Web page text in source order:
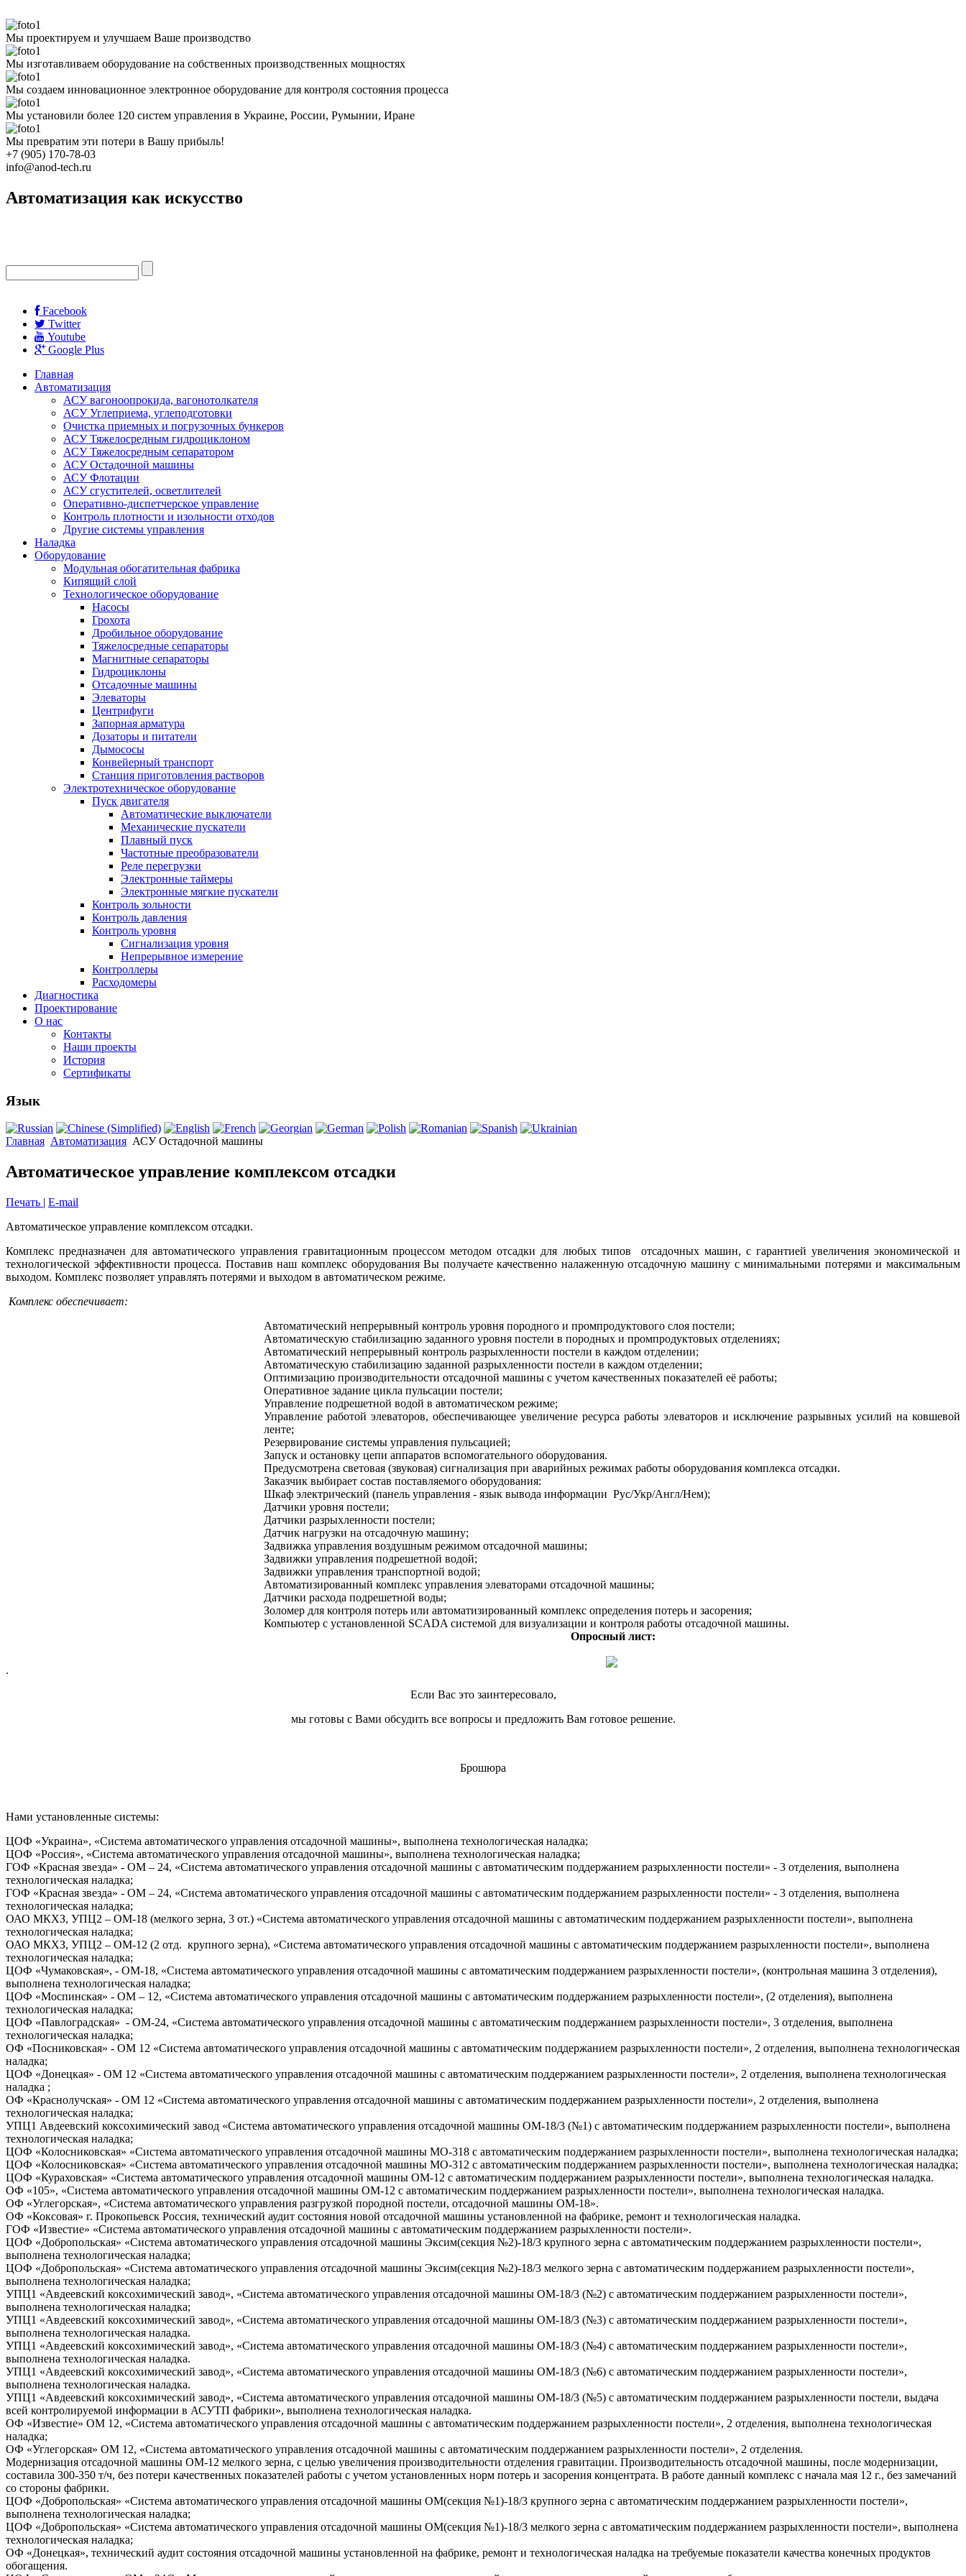
Мы проектируем и улучшаем Ваше производство
Мы изготавливаем оборудование на собственных производственных мощностях
Мы создаем инновационное электронное оборудование для контроля состояния процесса
Мы установили более 120 систем управления в Украине, России, Румынии, Иране
Мы превратим эти потери в Вашу прибыль!
+7 (905) 170-78-03
info@anod-tech.ru
Автоматизация как искусство
Facebook
Twitter
Youtube
Google Plus
Главная
Автоматизация
АСУ вагоноопрокида, вагонотолкателя
АСУ Углеприема, углеподготовки
Очистка приемных и погрузочных бункеров
АСУ Тяжелосредным гидроциклоном
АСУ Тяжелосредным сепаратором
АСУ Остадочной машины
АСУ Флотации
АСУ сгустителей, осветлителей
Оперативно-диспетчерское управление
Контроль плотности и изольности отходов
Другие системы управления
Наладка
Оборудование
Модульная обогатительная фабрика
Кипящий слой
Технологическое оборудование
Насoсы
Грохота
Дробильное оборудование
Тяжелосредные сепараторы
Магнитные сепараторы
Гидроциклоны
Отсадочные машины
Элеваторы
Центрифуги
Запорная арматура
Дозаторы и питатели
Дымососы
Конвейерный транспорт
Станция приготовления растворов
Электротехническое оборудование
Пуск двигателя
Автоматические выключатели
Механические пускатели
Плавный пуск
Частотные преобразователи
Реле перегрузки
Электронные таймеры
Электронные мягкие пускатели
Контроль зольности
Контроль давления
Контроль уровня
Сигнализация уровня
Непрерывное измерение
Контроллеры
Расходомеры
Диагностика
Проектирование
О нас
Контакты
Наши проекты
История
Сертификаты
Язык
Главная Автоматизация АСУ Остадочной машины
Автоматическое управление комплексом отсадки
Печать | E-mail
Автоматическое управление комплексом отсадки.
Комплекс предназначен для автоматического управления гравитационным процессом методом отсадки для любых типов отсадочных машин, с гарантией увеличения экономической и
технологической эффективности процесса. Поставив наш комплекс оборудования Вы получаете качественно налаженную отсадочную машину с минимальными потерями и максимальным
выходом. Комплекс позволяет управлять потерями и выходом в автоматическом режиме.
Комплекс обеспечивает:
Автоматический непрерывный контроль уровня породного и промпродуктового слоя постели;
Автоматическую стабилизацию заданного уровня постели в породных и промпродуктовых отделениях;
Автоматический непрерывный контроль разрыхленности постели в каждом отделении;
Автоматическую стабилизацию заданной разрыхленности постели в каждом отделении;
Оптимизацию производительности отсадочной машины с учетом качественных показателей её работы;
Оперативное задание цикла пульсации постели;
Управление подрешетной водой в автоматическом режиме;
Управление работой элеваторов, обеспечивающее увеличение ресурса работы элеваторов и исключение разрывных усилий на ковшевой
ленте;
Резервирование системы управления пульсацией;
Запуск и остановку цепи аппаратов вспомогательного оборудования.
Предусмотрена световая (звуковая) сигнализация при аварийных режимах работы оборудования комплекса отсадки.
Заказчик выбирает состав поставляемого оборудования:
Шкаф электрический (панель управления - язык вывода информации Рус/Укр/Англ/Нем);
Датчики уровня постели;
Датчики разрыхленности постели;
Датчик нагрузки на отсадочную машину;
Задвижка управления воздушным режимом отсадочной машины;
Задвижки управления подрешетной водой;
Задвижки управления транспортной водой;
Автоматизированный комплекс управления элеваторами отсадочной машины;
Датчики расхода подрешетной воды;
Золомер для контроля потерь или автоматизированный комплекс определения потерь и засорения;
Компьютер с установленной SCADA системой для визуализации и контроля работы отсадочной машины.
Опросный лист:
.
Если Ваc это заинтересовало,
мы готовы с Вами обсудить все вопросы и предложить Вам готовое решение.
Брошюра
Нами установленные системы:
ЦОФ «Украина», «Система автоматического управления отсадочной машины», выполнена технологическая наладка;
ЦОФ «Россия», «Система автоматического управления отсадочной машины», выполнена технологическая наладка;
ГОФ «Красная звезда» - ОМ – 24, «Система автоматического управления отсадочной машины с автоматическим поддержанием разрыхленности постели» - 3 отделения, выполнена
технологическая наладка;
ГОФ «Красная звезда» - ОМ – 24, «Система автоматического управления отсадочной машины с автоматическим поддержанием разрыхленности постели» - 3 отделения, выполнена
технологическая наладка;
ОАО МКХЗ, УПЦ2 – ОМ-18 (мелкого зерна, 3 от.) «Система автоматического управления отсадочной машины с автоматическим поддержанием разрыхленности постели», выполнена
технологическая наладка;
ОАО МКХЗ, УПЦ2 – ОМ-12 (2 отд. крупного зерна), «Система автоматического управления отсадочной машины с автоматическим поддержанием разрыхленности постели», выполнена
технологическая наладка;
ЦОФ «Чумаковская», - ОМ-18, «Система автоматического управления отсадочной машины с автоматическим поддержанием разрыхленности постели», (контрольная машина 3 отделения),
выполнена технологическая наладка;
ЦОФ «Моспинская» - ОМ – 12, «Система автоматического управления отсадочной машины с автоматическим поддержанием разрыхленности постели», (2 отделения), выполнена
технологическая наладка;
ЦОФ «Павлоградская» - ОМ-24, «Система автоматического управления отсадочной машины с автоматическим поддержанием разрыхленности постели», 3 отделения, выполнена
технологическая наладка;
ОФ «Посниковская» - ОМ 12 «Система автоматического управления отсадочной машины с автоматическим поддержанием разрыхленности постели», 2 отделения, выполнена технологическая
наладка;
ЦОФ «Донецкая» - ОМ 12 «Система автоматического управления отсадочной машины с автоматическим поддержанием разрыхленности постели», 2 отделения, выполнена технологическая
наладка ;
ОФ «Краснолучская» - ОМ 12 «Система автоматического управления отсадочной машины с автоматическим поддержанием разрыхленности постели», 2 отделения, выполнена
технологическая наладка;
УПЦ1 Авдеевский коксохимический завод «Система автоматического управления отсадочной машины ОМ-18/3 (№1) с автоматическим поддержанием разрыхленности постели», выполнена
технологическая наладка;
ЦОФ «Колосниковская» «Система автоматического управления отсадочной машины МО-318 с автоматическим поддержанием разрыхленности постели», выполнена технологическая наладка;
ЦОФ «Колосниковская» «Система автоматического управления отсадочной машины МО-312 с автоматическим поддержанием разрыхленности постели», выполнена технологическая наладка;
ЦОФ «Кураховская» «Система автоматического управления отсадочной машины ОМ-12 с автоматическим поддержанием разрыхленности постели», выполнена технологическая наладка.
ОФ «105», «Система автоматического управления отсадочной машины ОМ-12 с автоматическим поддержанием разрыхленности постели», выполнена технологическая наладка.
ОФ «Углегорская», «Система автоматического управления разгрузкой породной постели, отсадочной машины ОМ-18».
ОФ «Коксовая» г. Прокопьевск Россия, технический аудит состояния новой отсадочной машины установленной на фабрике, ремонт и технологическая наладка.
ГОФ «Известие» «Система автоматического управления отсадочной машины с автоматическим поддержанием разрыхленности постели».
ЦОФ «Добропольская» «Система автоматического управления отсадочной машины Эксим(секция №2)-18/3 крупного зерна с автоматическим поддержанием разрыхленности постели»,
выполнена технологическая наладка;
ЦОФ «Добропольская» «Система автоматического управления отсадочной машины Эксим(секция №2)-18/3 мелкого зерна с автоматическим поддержанием разрыхленности постели»,
выполнена технологическая наладка;
УПЦ1 «Авдеевский коксохимический завод», «Система автоматического управления отсадочной машины ОМ-18/3 (№2) с автоматическим поддержанием разрыхленности постели»,
выполнена технологическая наладка;
УПЦ1 «Авдеевский коксохимический завод», «Система автоматического управления отсадочной машины ОМ-18/3 (№3) с автоматическим поддержанием разрыхленности постели»,
выполнена технологическая наладка.
УПЦ1 «Авдеевский коксохимический завод», «Система автоматического управления отсадочной машины ОМ-18/3 (№4) с автоматическим поддержанием разрыхленности постели»,
выполнена технологическая наладка.
УПЦ1 «Авдеевский коксохимический завод», «Система автоматического управления отсадочной машины ОМ-18/3 (№6) с автоматическим поддержанием разрыхленности постели»,
выполнена технологическая наладка.
УПЦ1 «Авдеевский коксохимический завод», «Система автоматического управления отсадочной машины ОМ-18/3 (№5) с автоматическим поддержанием разрыхленности постели, выдача
всей контролируемой информации в АСУТП фабрики», выполнена технологическая наладка.
ОФ «Известие» ОМ 12, «Система автоматического управления отсадочной машины с автоматическим поддержанием разрыхленности постели», 2 отделения, выполнена технологическая
наладка;
ОФ «Углегорская» ОМ 12, «Система автоматического управления отсадочной машины с автоматическим поддержанием разрыхленности постели», 2 отделения.
Модернизация отсадочной машины ОМ-12 мелкого зерна, с целью увеличения производительности отделения гравитации. Производительность отсадочной машины, после модернизации,
составила 300-350 т/ч, без потери качественных показателей работы с учетом установленных норм потерь и засорения концентрата. В работе данный комплекс с начала мая 12 г., без замечаний
со стороны фабрики.
ЦОФ «Добропольская» «Система автоматического управления отсадочной машины ОМ(секция №1)-18/3 крупного зерна с автоматическим поддержанием разрыхленности постели»,
выполнена технологическая наладка;
ЦОФ «Добропольская» «Система автоматического управления отсадочной машины ОМ(секция №1)-18/3 мелкого зерна с автоматическим поддержанием разрыхленности постели», выполнена
технологическая наладка;
ОФ «Донецкая», технический аудит состояния отсадочной машины установленной на фабрике, ремонт и технологическая наладка на требуемые показатели качества конечных продуктов
обогащения.